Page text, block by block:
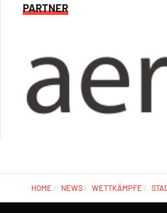
PARTNER
HOME NEWS WETTKÄMPFE